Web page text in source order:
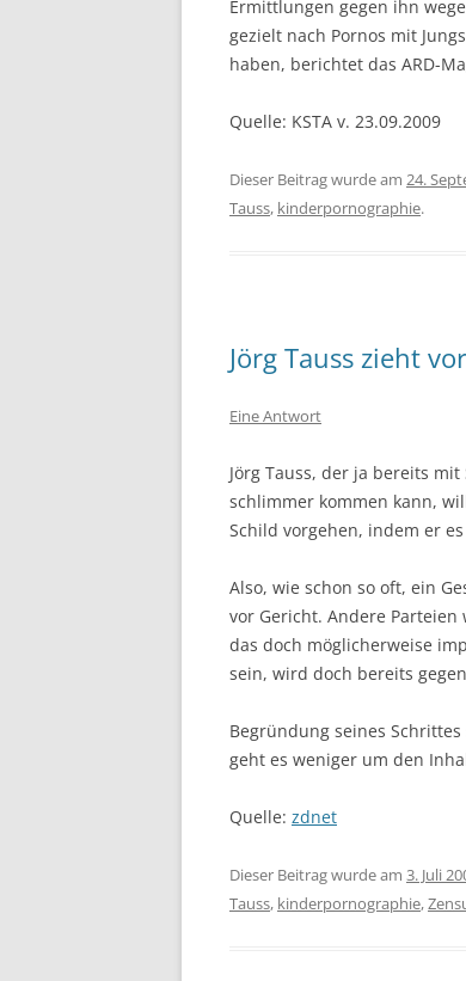
Ermittlungen gegen ihn
gezielt nach Pornos mit
haben, berichtet das ARD-
Quelle: KSTA v. 23.09.2009
Dieser Beitrag wurde am 24.
Tauss, kinderpornographie.
Jörg Tauss zieht
Eine Antwort
Jörg Tauss, der ja bereits
schlimmer kommen kann,
Schild vorgehen, indem er
Also, wie schon so oft, ein
vor Gericht. Andere
das doch möglicherweise
sein, wird doch bereits
Begründung seines
geht es weniger um den
Quelle: zdnet
Dieser Beitrag wurde am 3. Juli
Tauss, kinderpornographie,